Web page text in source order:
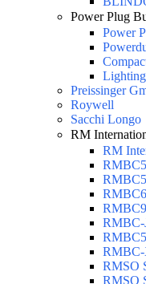
Power Plug
Power
Preissinger
Roywell
Sacchi Longo
RM
RM
RMBC-
RMSO
RMSO